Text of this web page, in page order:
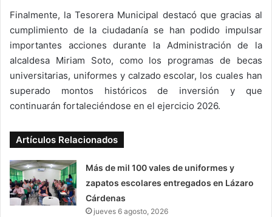
Finalmente, la Tesorera Municipal destacó que gracias al
cumplimiento de la ciudadanía se han podido impulsar
importantes acciones durante la Administración de la
alcaldesa Miriam Soto, como los programas de becas
universitarias, uniformes y calzado escolar, los cuales han
superado montos históricos de inversión y que
continuarán fortaleciéndose en el ejercicio 2026.
Artículos Relacionados
Más de mil 100 vales de uniformes y
zapatos escolares entregados en Lázaro
Cárdenas
jueves 6 agosto, 2026